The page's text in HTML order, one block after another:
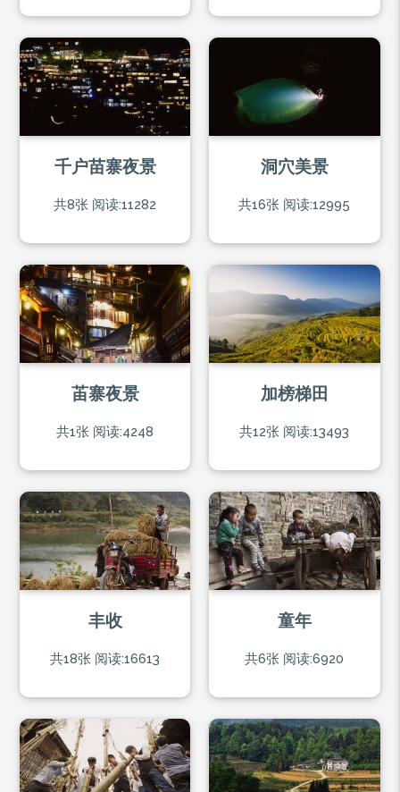
千户苗寨夜景
共8张 阅读:11282
洞穴美景
共16张 阅读:12995
苖寨夜景
共1张 阅读:4248
加榜梯田
共12张 阅读:13493
丰收
共18张 阅读:16613
童年
共6张 阅读:6920